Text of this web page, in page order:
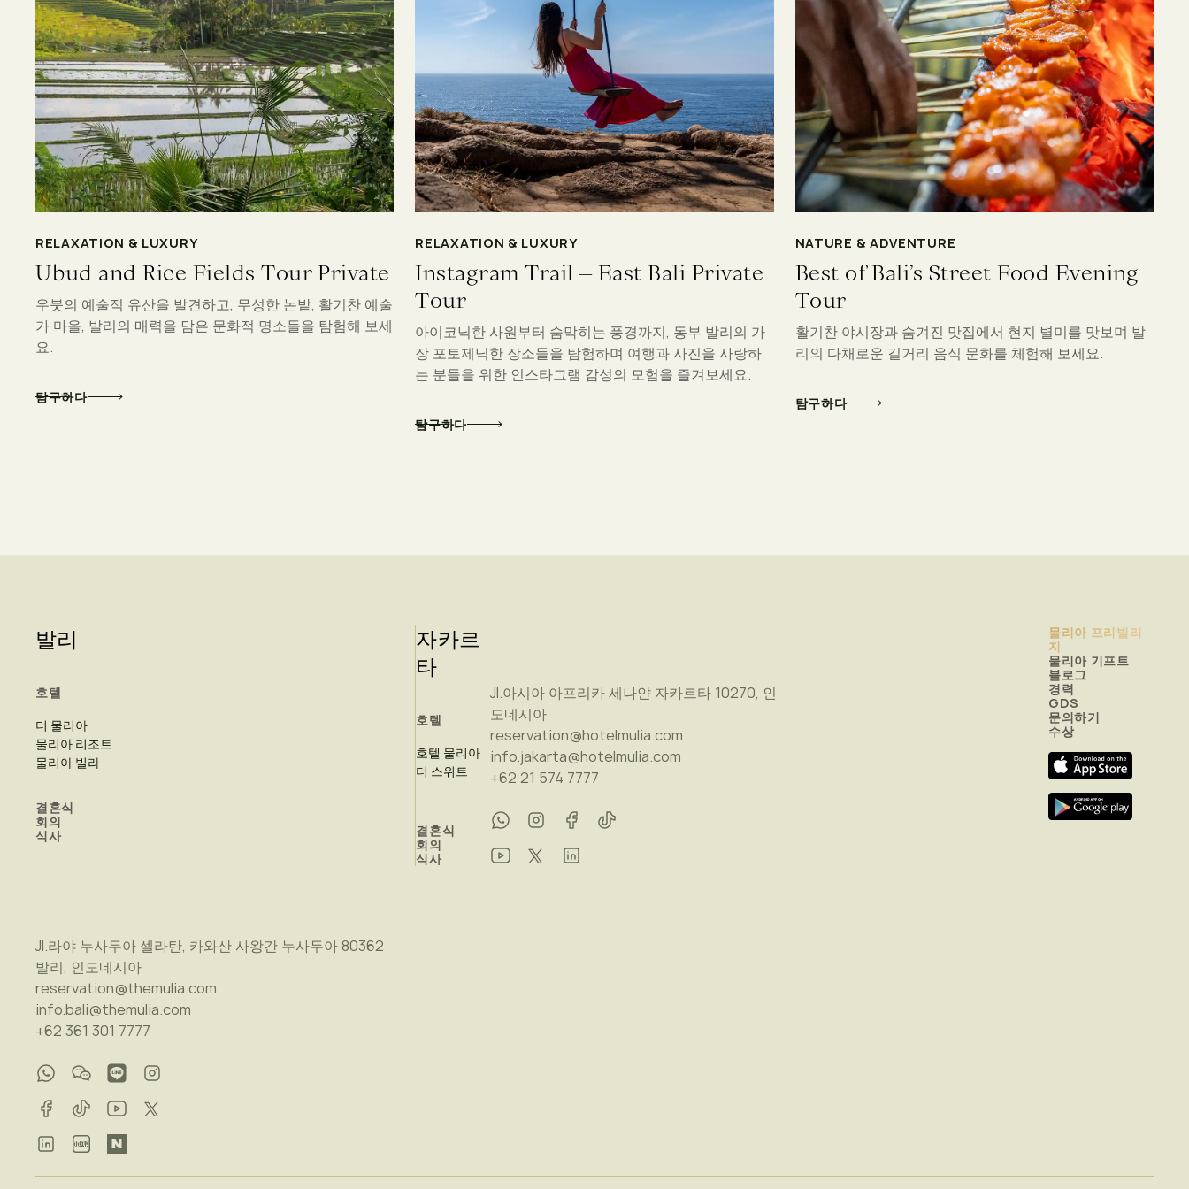
RELAXATION & LUXURY
Ubud and Rice Fields Tour Private
우붓의 예술적 유산을 발견하고, 무성한 논밭, 활기찬 예술
가 마을, 발리의 매력을 담은 문화적 명소들을 탐험해 보세
요.
탐구하다
RELAXATION & LUXURY
Instagram Trail – East Bali Private
Tour
아이코닉한 사원부터 숨막히는 풍경까지, 동부 발리의 가
장 포토제닉한 장소들을 탐험하며 여행과 사진을 사랑하
는 분들을 위한 인스타그램 감성의 모험을 즐겨보세요.
탐구하다
NATURE & ADVENTURE
Best of Bali’s Street Food Evening
Tour
활기찬 야시장과 숨겨진 맛집에서 현지 별미를 맛보며 발
리의 다채로운 길거리 음식 문화를 체험해 보세요.
탐구하다
발리
호텔
더 물리아
물리아 리조트
물리아 빌라
결혼식
회의
식사
Jl.라야 누사두아 셀라탄, 카와산 사왕간 누사두아 80362
발리, 인도네시아
reservation@themulia.com
info.bali@themulia.com
+62 361 301 7777
자카르
타
호텔
호텔 물리아
더 스위트
결혼식
회의
식사
Jl.아시아 아프리카 세나얀 자카르타 10270, 인
도네시아
reservation@hotelmulia.com
info.jakarta@hotelmulia.com
+62 21 574 7777
물리아 프리빌리
지
물리아 기프트
블로그
경력
GDS
문의하기
수상